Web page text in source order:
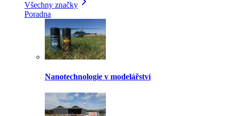
Všechny značky
Poradna
Nanotechnologie v modelářství